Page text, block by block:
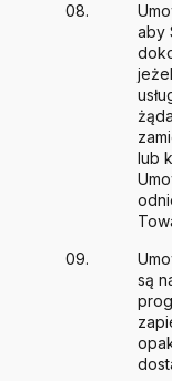
aby
lub
są